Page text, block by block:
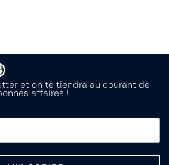
et on te tiendra au courant de
affaires !